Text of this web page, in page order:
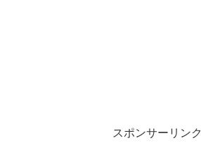
スポンサーリンク